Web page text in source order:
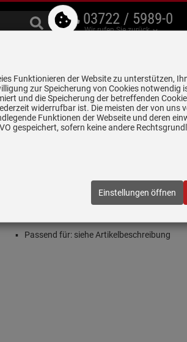
03722 / 5989-0
Wir rufen Sie zurück
5 Jahre Garantie auf
alle gekennzeichneten Produkte
Falmec H 1200 - KACL.557#I
Einloggen und Bewertung schreiben
Passend für: siehe Artikelbeschreibung
Funktionieren der Website zu unterstützen,
zur Speicherung von Cookies notwendig
und die Speicherung der betreffenden
widerrufbar ist. Die meisten der von uns
Funktionen der Webseite und deren
gespeichert, sofern keine andere
Einstellungen öffnen